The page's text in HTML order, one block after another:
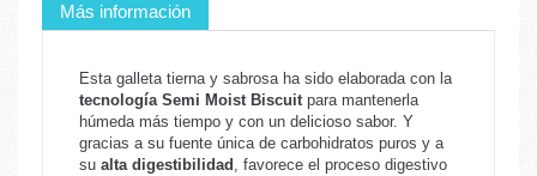
Más información
Esta galleta tierna y sabrosa ha sido elaborada con la
tecnología Semi Moist Biscuitpara mantenerla
húmeda más tiempo y con un delicioso sabor. Y
gracias a su fuente única de carbohidratos puros y a
su alta digestibilidad , favorece el proceso digestivo